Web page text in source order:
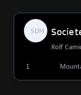
SDM
Rolf
1